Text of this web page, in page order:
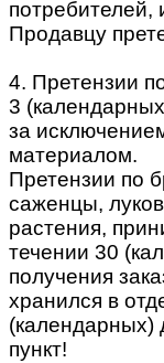
потребителей,
Продавцу
4. Претензии
3
за
материалом.
Претензии по
саженцы,
растения,
течении 30
получения
хранился в
(календарных)
пункт!